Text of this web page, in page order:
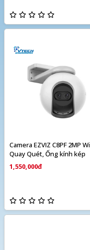
Camera EZVIZ C8PF 2MP
Quay Quét, Ống kính kép
1,550,000đ